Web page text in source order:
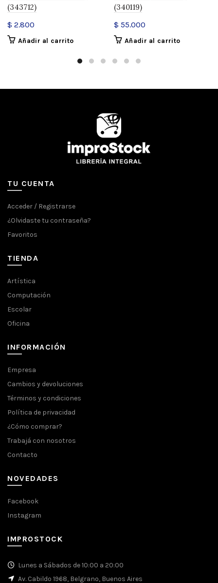
(343712)
$ 2.800
Añadir al carrito
(340119)
$ 55.000
Añadir al carrito
TU CUENTA
Acceder / Registrarse
¿Olvidaste tu contraseña?
Favoritos
TIENDA
Artística
Computación
Escolar
Oficina
INFORMACIÓN
Empresa
Cambios y devoluciones
Términos y condiciones
Política de privacidad
¿Cómo comprar?
Trabajá con nosotros
Contacto
NOVEDADES
Facebook
Instagram
IMPROSTOCK
Lunes a Sábados de 10:00 a 20:00
Av. Cabildo 1968, Belgrano, Buenos Aires